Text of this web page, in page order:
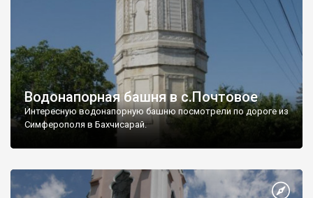
Водонапорная башня в с.Почтовое
Интересную водонапорную башню посмотрели по дороге из
Симферополя в Бахчисарай.